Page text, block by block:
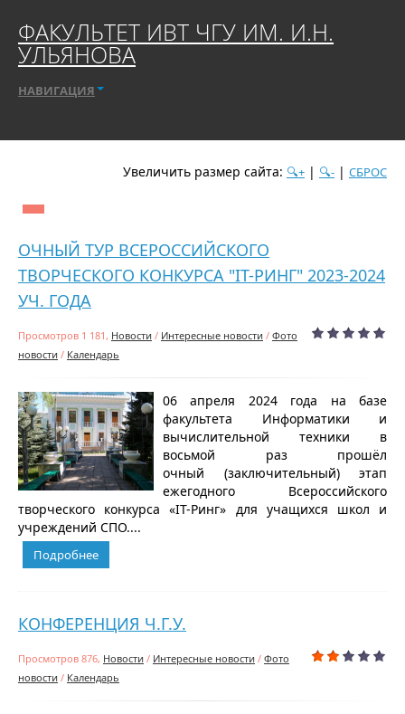
ФАКУЛЬТЕТ ИВТ ЧГУ ИМ. И.Н.
УЛЬЯНОВА
НАВИГАЦИЯ
Увеличить размер сайта: 🔍+ | 🔍- | СБРОС
популярности посещаемости
ОЧНЫЙ ТУР ВСЕРОССИЙСКОГО
ТВОРЧЕСКОГО КОНКУРСА "IT-РИНГ" 2023-2024
УЧ. ГОДА
Просмотров 1 181, Новости / Интересные новости / Фото
новости / Календарь
06 апреля 2024 года на базе
факультета Информатики и
вычислительной техники в
восьмой раз прошёл
очный (заключительный) этап
ежегодного Всероссийского
творческого конкурса «IT-Ринг» для учащихся школ и
учреждений СПО....
Подробнее
КОНФЕРЕНЦИЯ Ч.Г.У.
Просмотров 876, Новости / Интересные новости / Фото
новости / Календарь